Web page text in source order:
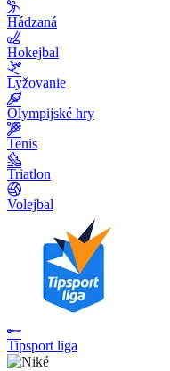
Hádzaná
Hokejbal
Lyžovanie
Olympijské hry
Tenis
Triatlon
Volejbal
Tipsport liga